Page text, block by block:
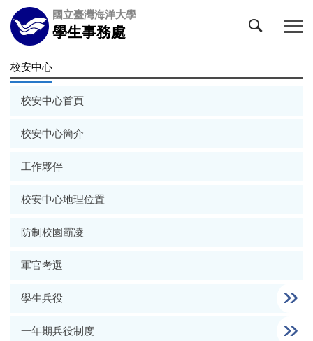
跳
到
主
內
國立臺灣海洋大學
學生事務處
校安中心
校安中心首頁
校安中心簡介
工作夥伴
校安中心地理位置
防制校園霸凌
軍官考選
學生兵役
一年期兵役制度